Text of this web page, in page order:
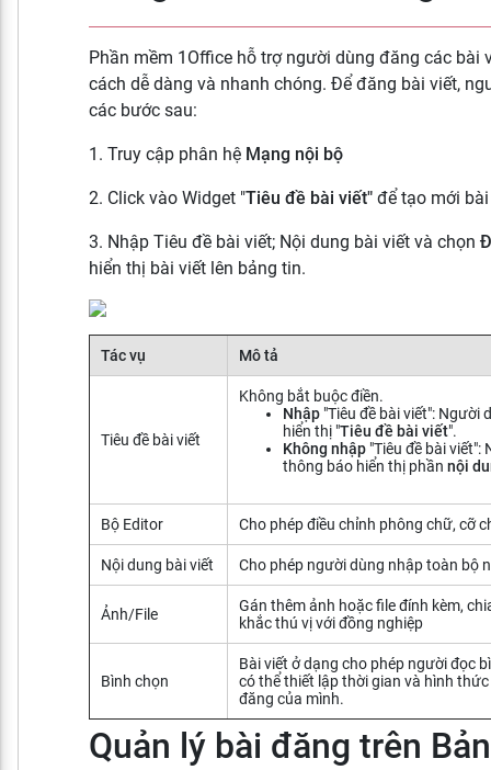
Phần mềm 1Office hỗ trợ người dùng đăng các bài
cách dễ dàng và nhanh chóng. Để đăng bài viết,
các bước sau:
1. Truy cập phân hệ Mạng nội bộ
2. Click vào Widget "Tiêu đề bài viết" để tạo mới
3. Nhập Tiêu đề bài viết; Nội dung bài viết và chọn
hiển thị bài viết lên bảng tin.
Tác vụ Mô tả
Tiêu đề bài viết
Không bắt buộc điền.
Nhập "Tiêu đề bài viết": Người
hiển thị "Tiêu đề bài viết".
Không nhập "Tiêu đề bài viết":
thông báo hiển thị phần nội
Bộ Editor Cho phép điều chỉnh phông chữ, cỡ
Nội dung bài viết Cho phép người dùng nhập toàn bộ
Ảnh/File
Gán thêm ảnh hoặc file đính kèm,
khắc thú vị với đồng nghiệp
Bình chọn
Bài viết ở dạng cho phép người đọc
có thể thiết lập thời gian và hình
đăng của mình.
Quản lý bài đăng trên